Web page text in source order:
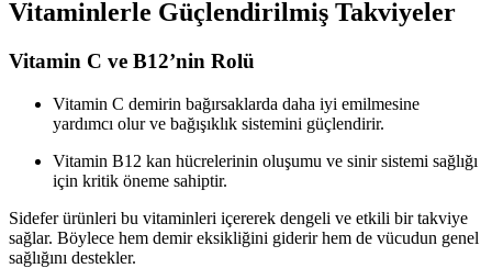
Vitaminlerle Güçlendirilmiş Takviyeler
Vitamin C ve B12’nin Rolü
Vitamin C demirin bağırsaklarda daha iyi emilmesine
yardımcı olur ve bağışıklık sistemini güçlendirir.
Vitamin B12 kan hücrelerinin oluşumu ve sinir sistemi sağlığı
için kritik öneme sahiptir.
Sidefer ürünleri bu vitaminleri içererek dengeli ve etkili bir takviye
sağlar. Böylece hem demir eksikliğini giderir hem de vücudun genel
sağlığını destekler.